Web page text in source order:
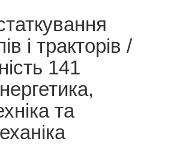
і тракторів /
141
та